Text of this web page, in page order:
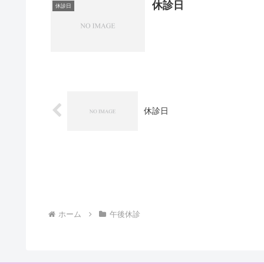
休診日 休診日
休診日
ホーム 午後休診